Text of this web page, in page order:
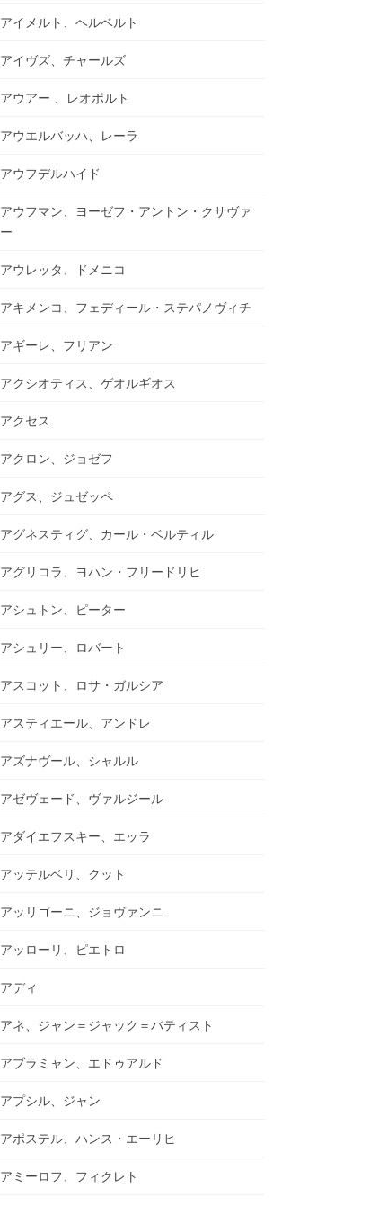
アイメルト、ヘルベルト
アイヴズ、チャールズ
アウアー 、レオポルト
アウエルバッハ、レーラ
アウフデルハイド
アウフマン、ヨーゼフ・アントン・クサヴァ
ー
アウレッタ、ドメニコ
アキメンコ、フェディール・ステパノヴィチ
アギーレ、フリアン
アクシオティス、ゲオルギオス
アクセス
アクロン、ジョゼフ
アグス、ジュゼッペ
アグネスティグ、カール・ベルティル
アグリコラ、ヨハン・フリードリヒ
アシュトン、ピーター
アシュリー、ロバート
アスコット、ロサ・ガルシア
アスティエール、アンドレ
アズナヴール、シャルル
アゼヴェード、ヴァルジール
アダイエフスキー、エッラ
アッテルベリ、クット
アッリゴーニ、ジョヴァンニ
アッローリ、ピエトロ
アディ
アネ、ジャン＝ジャック＝バティスト
アブラミャン、エドゥアルド
アプシル、ジャン
アポステル、ハンス・エーリヒ
アミーロフ、フィクレト